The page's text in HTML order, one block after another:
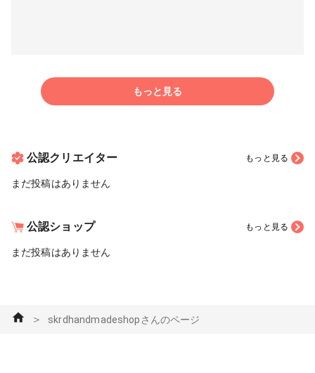
もっと見る
公認クリエイター もっと見る
まだ投稿はありません
公認ショップ もっと見る
まだ投稿はありません
＞ skrdhandmadeshopさんのページ